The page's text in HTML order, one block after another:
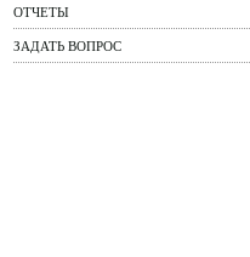
ОТЧЕТЫ
ЗАДАТЬ ВОПРОС